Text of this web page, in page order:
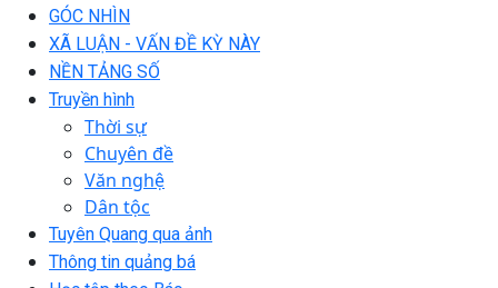
GÓC NHÌN
XÃ LUẬN - VẤN ĐỀ KỲ NÀY
NỀN TẢNG SỐ
Truyền hình
Thời sự
Chuyên đề
Văn nghệ
Dân tộc
Tuyên Quang qua ảnh
Thông tin quảng bá